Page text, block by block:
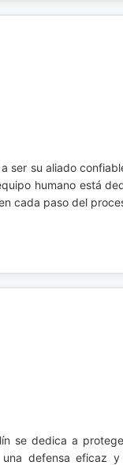
ser su aliado
humano está
cada paso del
se dedica a
defensa eficaz